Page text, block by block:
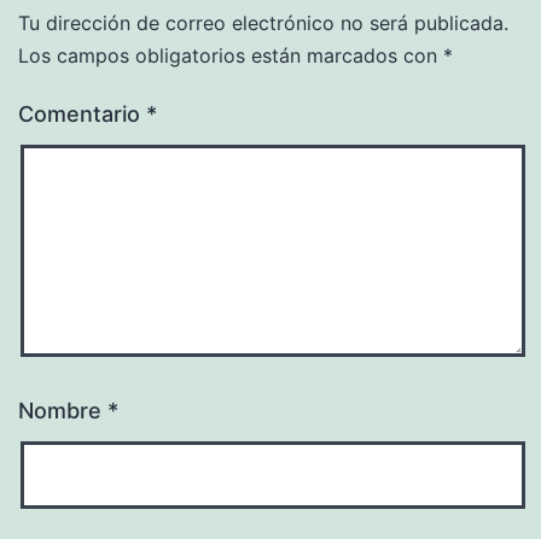
Tu dirección de correo electrónico no será publicada.
Los campos obligatorios están marcados con *
Comentario *
Nombre *